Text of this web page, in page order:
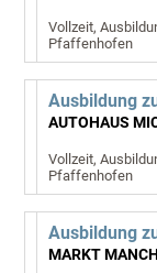
Vollzeit,
Pfaffenhofen
AUTOHAUS
Vollzeit,
Pfaffenhofen
MARKT